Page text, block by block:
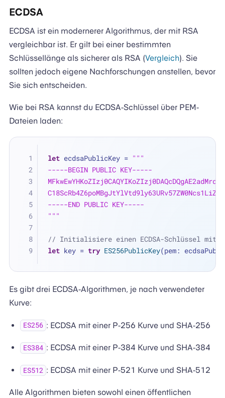
ECDSA
ECDSA ist ein modernerer Algorithmus, der mit RSA
vergleichbar ist. Er gilt bei einer bestimmten
Schlüssellänge als sicherer als RSA (Vergleich). Sie
sollten jedoch eigene Nachforschungen anstellen, bevor
Sie sich entscheiden.
Wie bei RSA kannst du ECDSA-Schlüssel über PEM-
Dateien laden:
let ecdsaPublicKey = """
-----BEGIN PUBLIC KEY-----
-----END PUBLIC KEY-----
"""
// Initialisiere einen ECDSA-Schlüssel mit
let key = try ES256PublicKey(pem:
Es gibt drei ECDSA-Algorithmen, je nach verwendeter
Kurve:
ES256 : ECDSA mit einer P-256 Kurve und SHA-256
ES384 : ECDSA mit einer P-384 Kurve und SHA-384
ES512 : ECDSA mit einer P-521 Kurve und SHA-512
Alle Algorithmen bieten sowohl einen öffentlichen